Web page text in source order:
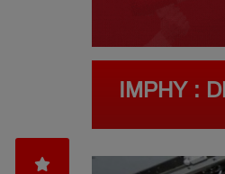
IMPHY :